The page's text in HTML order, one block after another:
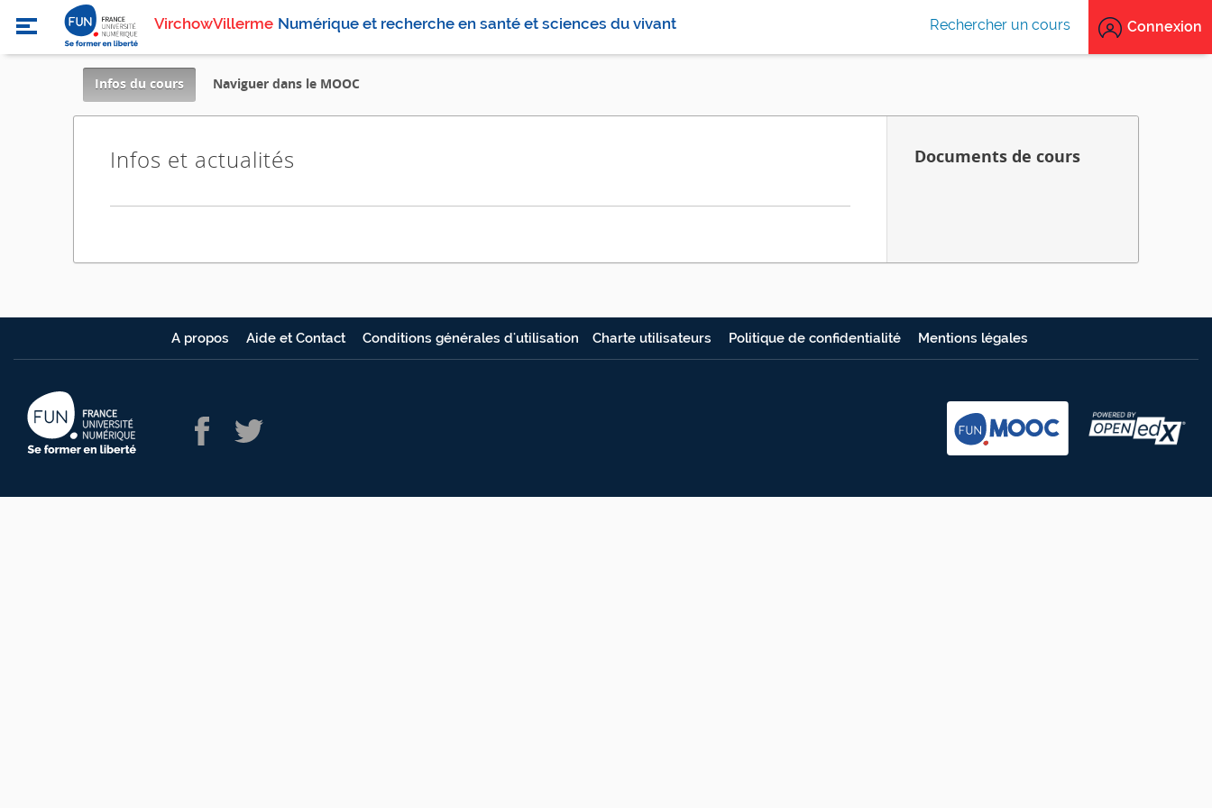
VirchowVillerme Numérique et recherche en santé et sciences du vivant Rechercher un cours Connexion
Infos du cours,
current
location
Naviguer dans le MOOC
Infos et actualités Documents de cours
A propos Aide et Contact Conditions générales d'utilisation Charte utilisateurs Politique de confidentialité Mentions légales